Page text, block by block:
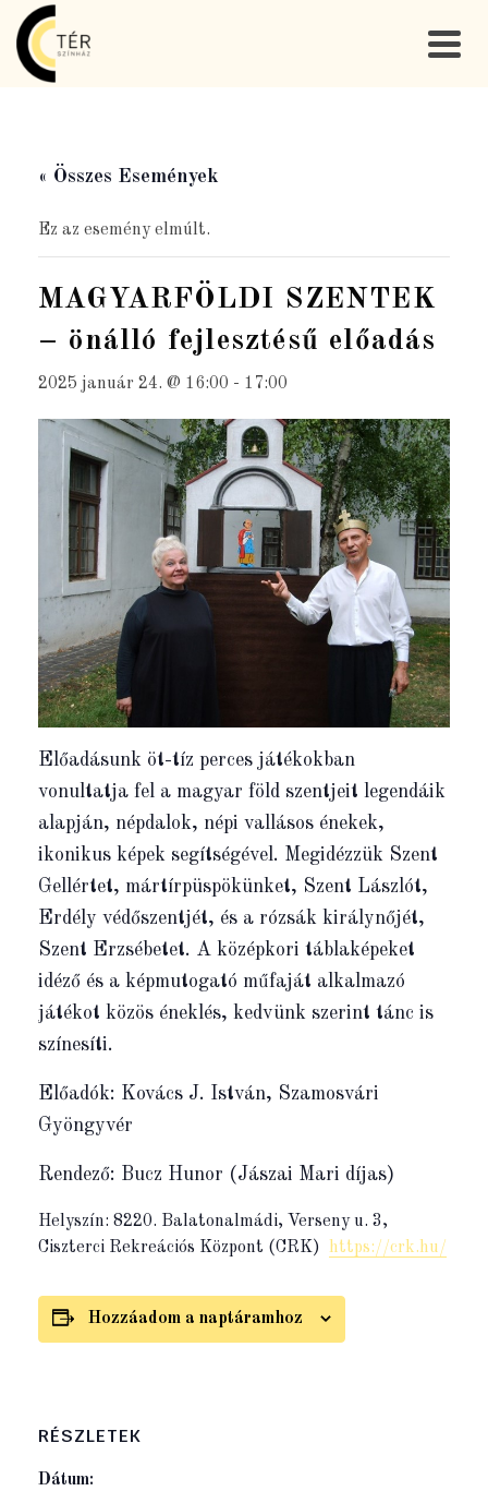
« Összes Események
Ez az esemény elmúlt.
MAGYARFÖLDI SZENTEK
– önálló fejlesztésű előadás
2025 január 24. @ 16:00 - 17:00
Előadásunk öt-tíz perces játékokban
vonultatja fel a magyar föld szentjeit legendáik
alapján, népdalok, népi vallásos énekek,
ikonikus képek segítségével. Megidézzük Szent
Gellértet, mártírpüspökünket, Szent Lászlót,
Erdély védőszentjét, és a rózsák királynőjét,
Szent Erzsébetet. A középkori táblaképeket
idéző és a képmutogató műfaját alkalmazó
játékot közös éneklés, kedvünk szerint tánc is
színesíti.
Előadók: Kovács J. István, Szamosvári
Gyöngyvér
Rendező: Bucz Hunor (Jászai Mari díjas)
Helyszín: 8220. Balatonalmádi, Verseny u. 3,
Ciszterci Rekreációs Központ (CRK) https://crk.hu/
Hozzáadom a naptáramhoz
RÉSZLETEK
Dátum: